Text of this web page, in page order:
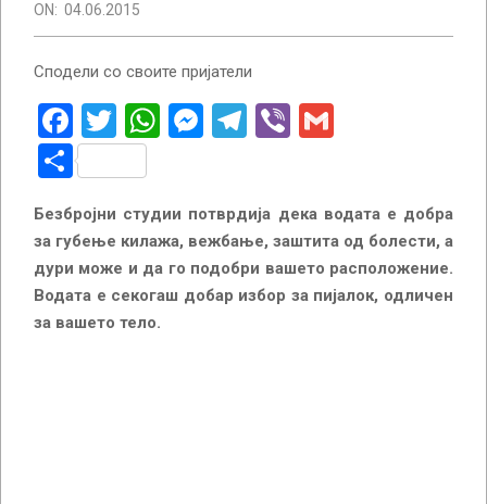
ON: 04.06.2015
Сподели со своите пријатели
Facebook
Twitter
WhatsApp
Messenger
Telegram
Viber
Share
Безбројни студии потврдија дека водата е добра
за губење килажа, вежбање, заштита од болести, а
дури може и да го подобри вашето расположение.
Водата е секогаш добар избор за пијалок, одличен
за вашето тело.